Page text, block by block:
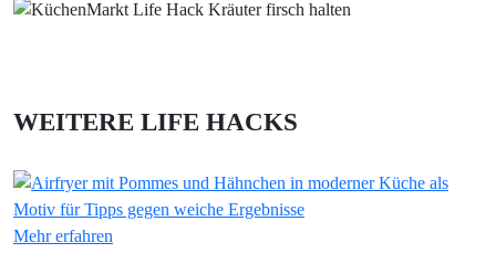
WEITERE LIFE HACKS
Mehr erfahren